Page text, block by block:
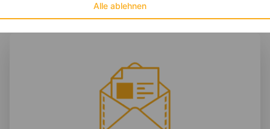
Alle ablehnen